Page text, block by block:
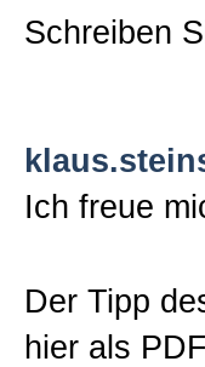
Schreiben
Ich freue
Der Tipp
hier als